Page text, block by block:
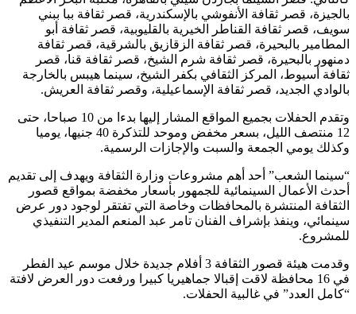
بالجيزة، قصر ثقافة الأنفوشي بالإسكندرية، قصر ثقافة ببا ببني
سويف، قصر ثقافة القناطر الخيرية بالقليوبية، قصر ثقافة أبو
المطامير بالبحيرة، قصر ثقافة الزقازيق بالشرقية، قصر ثقافة
دمنهور بالبحيرة، قصر ثقافة شرم الشيخ، قصر ثقافة قنا، قصر
ثقافة أسيوط، المركز الثقافي بكفر الشيخ، سينما هيبس بالخارجة
بالوادي الجديد، قصر ثقافة الإسماعيلية، وقصر ثقافة العريش.
وتقدم الحفلات بجميع المواقع المشار إليها بدءا من 10 صباحا، حتى
12 منتصف الليل، بسعر مخفض وموحد للتذكرة 40 جنيها، يوميا
وكذلك يومي الجمعة والسبت والإجازات الرسمية.
“سينما الشعب” أحد أهم مشروعات وزارة الثقافة ويهدف إلى تقديم
أحدث الأعمال السينمائية للجمهور بأسعار مخفضة بمواقع قصور
الثقافة المنتشرة بالمحافظات وخاصة التي تفتقر لوجود دور عرض
سينمائي، وينفذ بإشراف الفنان تامر عبد المنعم المدير التنفيذي
للمشروع.
وقدمت هيئة قصور الثقافة 3 أفلام جديدة خلال موسم عيد الفطر
في 16 محافظة لاقت إقبالا جماهيريا كبيرا ورفعت دور العرض لافتة
“كامل العدد” في غالبية الحفلات.